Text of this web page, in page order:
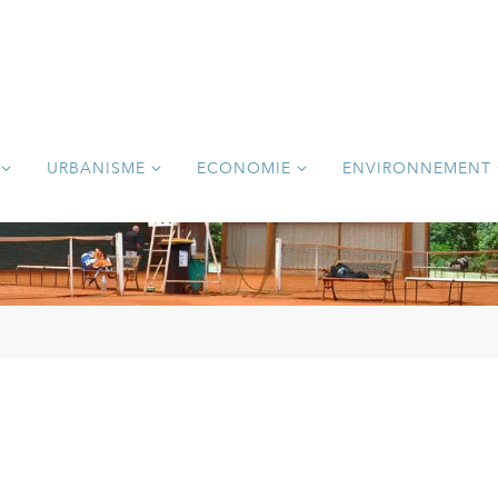
URBANISME ECONOMIE ENVIRONNEMENT